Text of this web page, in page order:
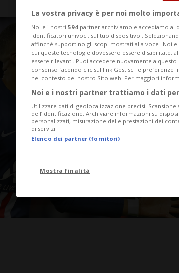
La vostra privacy è per noi molto
Noi e i nostri 594 partner archiviamo e accediamo ai
identificatori univoci, sul tuo dispositivo .
affinché supportino gli scopi mostrati alla voce "Noi
cui queste tecnologie dovessero essere disabilitate,
essere rilevanti. Puoi accedere nuovamente a
consenso facendo clic sul link Gestisci le preferenze
nel contesto del nostro Sito web. Per maggiori
Noi e i nostri partner trattiamo i dati
Utilizzare dati di geolocalizzazione precisi.
dell’identificazione. Archiviare informazioni su
personalizzati, misurazione delle prestazioni dei
di servizi.
Elenco dei partner (fornitori)
Mostra finalità